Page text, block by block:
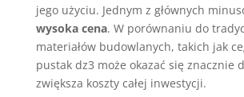
jego użyciu. Jednym z głównych
wysoka cena. W porównaniu do
materiałów budowlanych, takich jak
pustak dz3 może okazać się znacznie
zwiększa koszty całej inwestycji.